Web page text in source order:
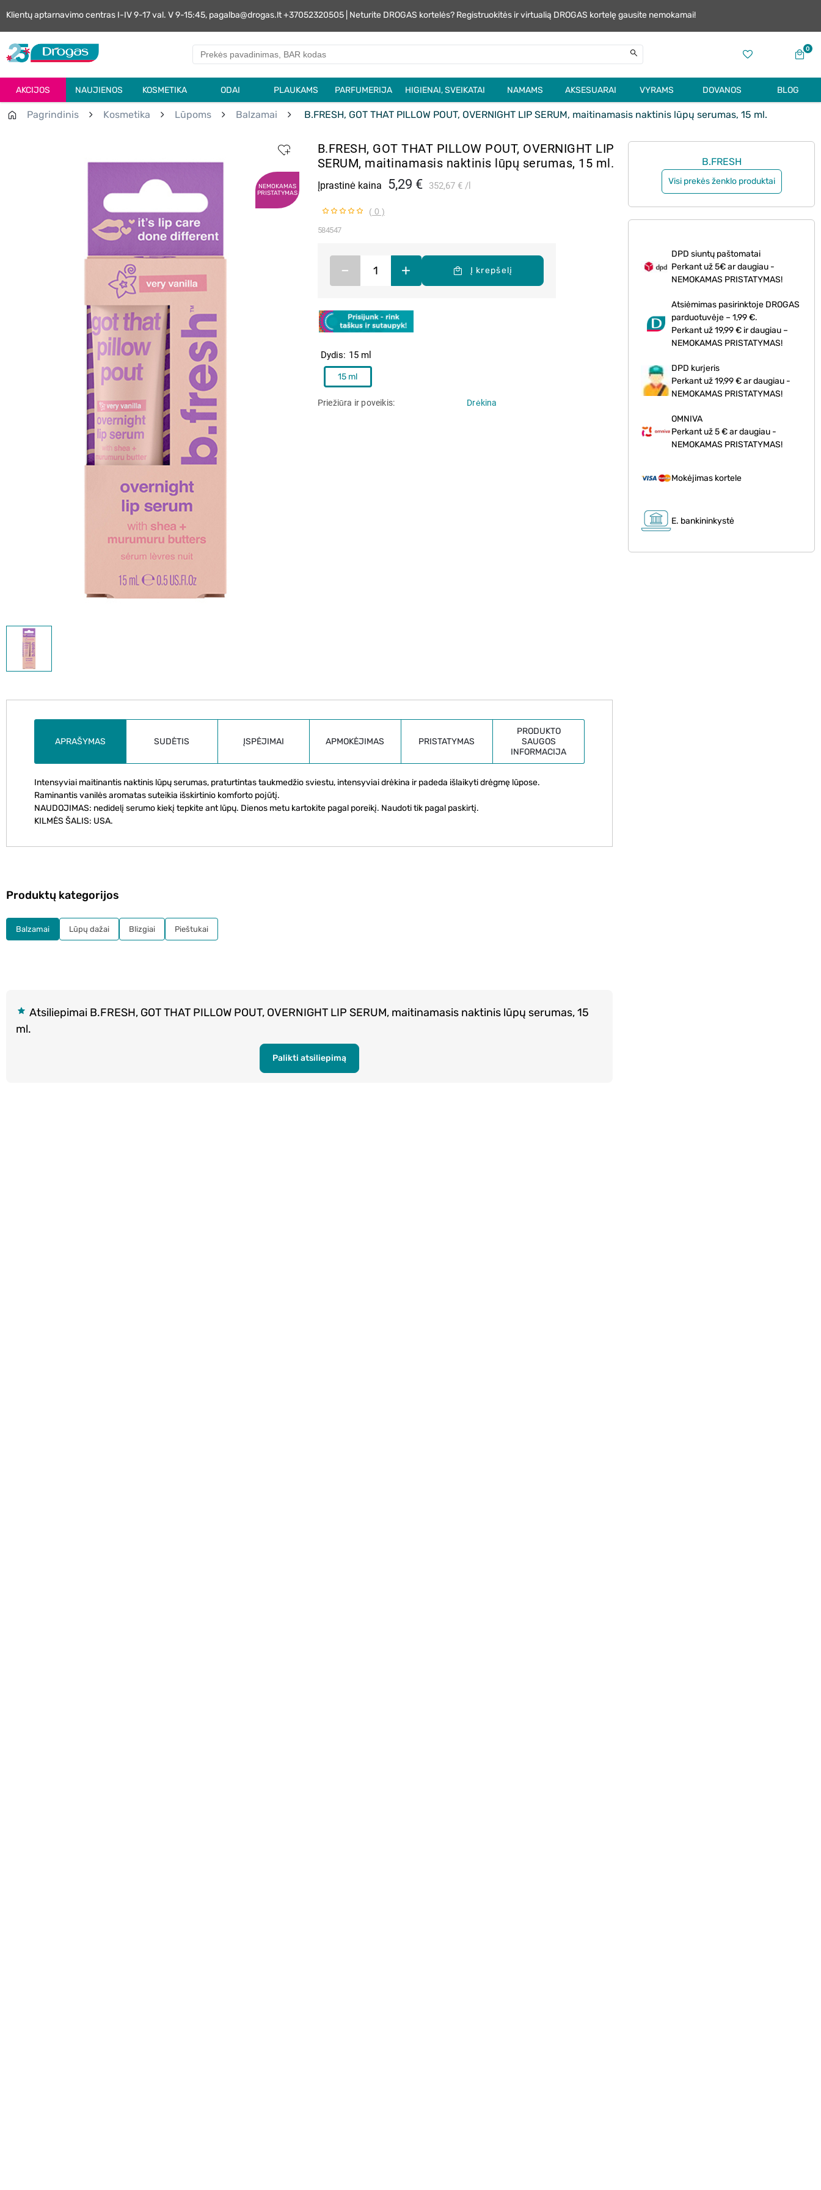
Klientų aptarnavimo centras I-IV 9-17 val. V 9-15:45, pagalba@drogas.lt +37052320505 | Neturite DROGAS kortelės? Registruokitės ir virtualią DROGAS kortelę gausite nemokamai!
0
AKCIJOS NAUJIENOS KOSMETIKA ODAI PLAUKAMS PARFUMERIJA HIGIENAI, SVEIKATAI NAMAMS AKSESUARAI VYRAMS DOVANOS BLOG
Pagrindinis Kosmetika Lūpoms Balzamai B.FRESH, GOT THAT PILLOW POUT, OVERNIGHT LIP SERUM, maitinamasis naktinis lūpų serumas, 15 ml.
NEMOKAMAS
PRISTATYMAS
B.FRESH, GOT THAT PILLOW POUT, OVERNIGHT LIP
SERUM, maitinamasis naktinis lūpų serumas, 15 ml.
Įprastinė kaina 5,29 € 352,67 € l
( 0 )
584547
Dydis 15 ml
15 ml
– + Į krepšelį
Priežiūra ir poveikis Drėkina
B.FRESH
Visi prekės ženklo produktai
DPD siuntų paštomatai
Perkant už 5€ ar daugiau -
NEMOKAMAS PRISTATYMAS!
Atsiėmimas pasirinktoje DROGAS
parduotuvėje – 1,99 €.
Perkant už 19,99 € ir daugiau –
NEMOKAMAS PRISTATYMAS!
DPD kurjeris
Perkant už 19,99 € ar daugiau -
NEMOKAMAS PRISTATYMAS!
OMNIVA
Perkant už 5 € ar daugiau -
NEMOKAMAS PRISTATYMAS!
Mokėjimas kortele
E. bankininkystė
APRAŠYMAS SUDĖTIS ĮSPĖJIMAI APMOKĖJIMAS PRISTATYMAS
PRODUKTO
SAUGOS
INFORMACIJA
Intensyviai maitinantis naktinis lūpų serumas, praturtintas taukmedžio sviestu, intensyviai drėkina ir padeda išlaikyti drėgmę lūpose.
Raminantis vanilės aromatas suteikia išskirtinio komforto pojūtį.
NAUDOJIMAS: nedidelį serumo kiekį tepkite ant lūpų. Dienos metu kartokite pagal poreikį. Naudoti tik pagal paskirtį.
KILMĖS ŠALIS: USA.
Atsiliepimai B.FRESH, GOT THAT PILLOW POUT, OVERNIGHT LIP SERUM, maitinamasis naktinis lūpų serumas, 15
ml.
Palikti atsiliepimą
Produktų kategorijos
Balzamai Lūpų dažai Blizgiai Pieštukai